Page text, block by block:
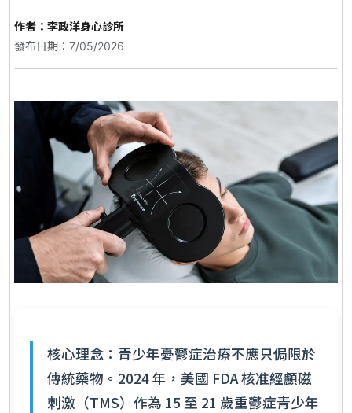
作者： 李政洋身心診所
發布日期：7/05/2026
核心理念：青少年憂鬱症治療不應只侷限於
傳統藥物。2024 年，美國 FDA 核准經顱磁
刺激（TMS）作為 15 至 21 歲重鬱症青少年